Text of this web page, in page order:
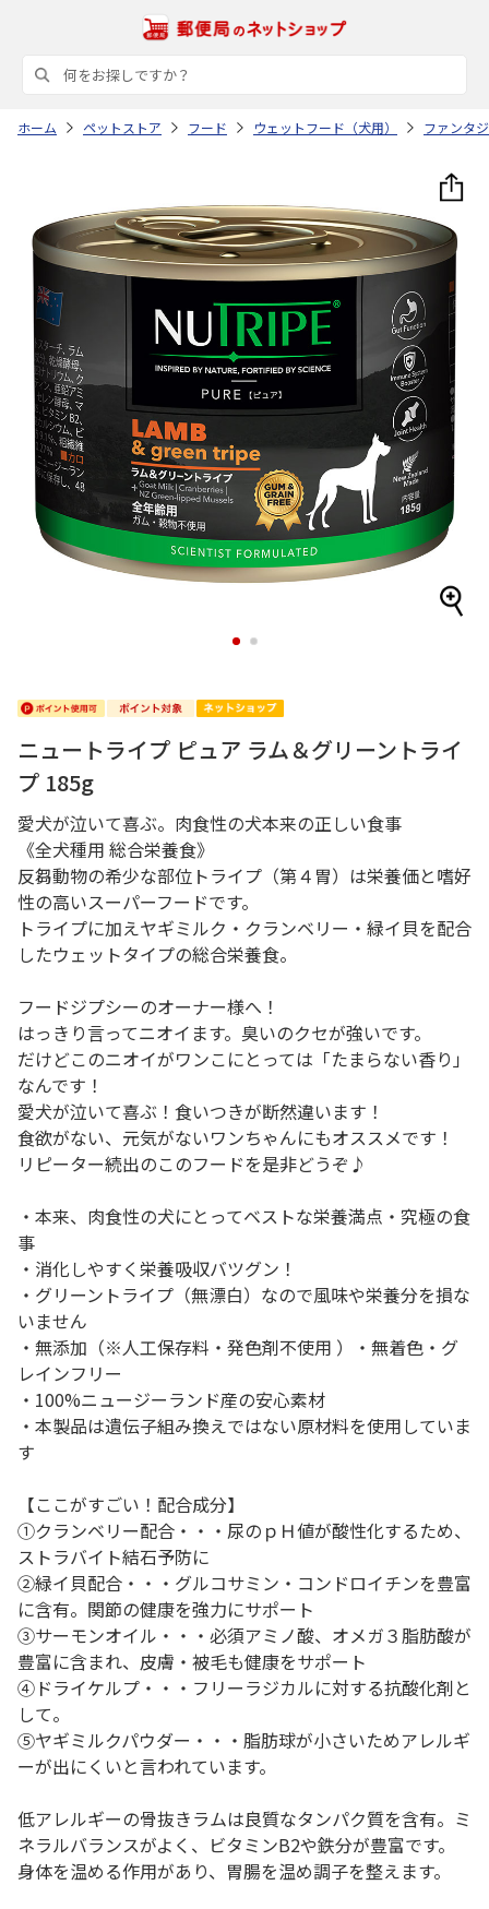
ホーム ペットストア フード ウェットフード（犬用） ファンタ
1 2
ニュートライプ ピュア ラム＆グリーントライ
プ 185g
愛犬が泣いて喜ぶ。肉食性の犬本来の正しい食事
《全犬種用 総合栄養食》
反芻動物の希少な部位トライプ（第４胃）は栄養価と嗜好
性の高いスーパーフードです。
トライプに加えヤギミルク・クランベリー・緑イ貝を配合
したウェットタイプの総合栄養食。
フードジプシーのオーナー様へ！
はっきり言ってニオイます。臭いのクセが強いです。
だけどこのニオイがワンこにとっては「たまらない香り」
なんです！
愛犬が泣いて喜ぶ！食いつきが断然違います！
食欲がない、元気がないワンちゃんにもオススメです！
リピーター続出のこのフードを是非どうぞ♪
・本来、肉食性の犬にとってベストな栄養満点・究極の食
事
・消化しやすく栄養吸収バツグン！
・グリーントライプ（無漂白）なので風味や栄養分を損な
いません
・無添加（※人工保存料・発色剤不使用 ）・無着色・グ
レインフリー
・100%ニュージーランド産の安心素材
・本製品は遺伝子組み換えではない原材料を使用していま
す
【ここがすごい！配合成分】
①クランベリー配合・・・尿のｐＨ値が酸性化するため、
ストラバイト結石予防に
②緑イ貝配合・・・グルコサミン・コンドロイチンを豊富
に含有。関節の健康を強力にサポート
③サーモンオイル・・・必須アミノ酸、オメガ３脂肪酸が
豊富に含まれ、皮膚・被毛も健康をサポート
④ドライケルプ・・・フリーラジカルに対する抗酸化剤と
して。
⑤ヤギミルクパウダー・・・脂肪球が小さいためアレルギ
ーが出にくいと言われています。
低アレルギーの骨抜きラムは良質なタンパク質を含有。ミ
ネラルバランスがよく、ビタミンB2や鉄分が豊富です。
身体を温める作用があり、胃腸を温め調子を整えます。